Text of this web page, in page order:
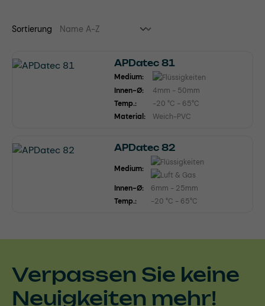
Sortierung
APDatec 81
Medium:
Innen-Ø:
4mm - 50mm
Temp.:
-20 °C - 65°C
Material:
Weich-PVC
APDatec 82
Medium:
Innen-Ø:
6mm - 25mm
Temp.:
-20 °C - 65°C
Verpassen Sie keine
Neuigkeiten mehr!